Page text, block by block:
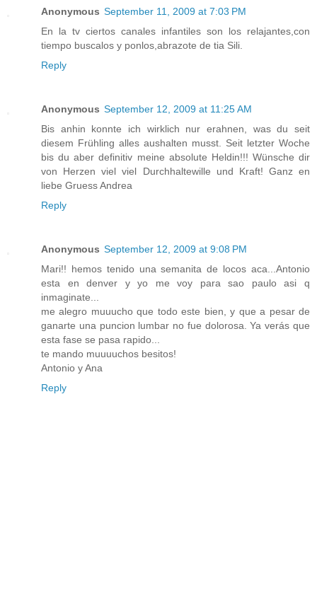
Anonymous September 11, 2009 at 7:03 PM
En la tv ciertos canales infantiles son los relajantes,con
tiempo buscalos y ponlos,abrazote de tia Sili.
Reply
Anonymous September 12, 2009 at 11:25 AM
Bis anhin konnte ich wirklich nur erahnen, was du seit
diesem Frühling alles aushalten musst. Seit letzter Woche
bis du aber definitiv meine absolute Heldin!!! Wünsche dir
von Herzen viel viel Durchhaltewille und Kraft! Ganz en
liebe Gruess Andrea
Reply
Anonymous September 12, 2009 at 9:08 PM
Mari!! hemos tenido una semanita de locos aca...Antonio
esta en denver y yo me voy para sao paulo asi q
inmaginate...
me alegro muuucho que todo este bien, y que a pesar de
ganarte una puncion lumbar no fue dolorosa. Ya verás que
esta fase se pasa rapido...
te mando muuuuchos besitos!
Antonio y Ana
Reply